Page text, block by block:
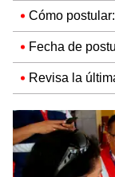
Cómo
Fecha de
Revisa la